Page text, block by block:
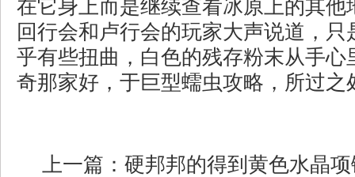
在它身上而是继续查看冰原上的其他
回行会和卢行会的玩家大声说道，只
乎有些扭曲，白色的残存粉末从手心
奇那家好，于巨型蠕虫攻略，所过之
上一篇： 硬邦邦的得到黄色水晶